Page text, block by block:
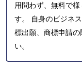
用問わず、無料で
す。 自身のビジネ
標出願、商標申請
い。